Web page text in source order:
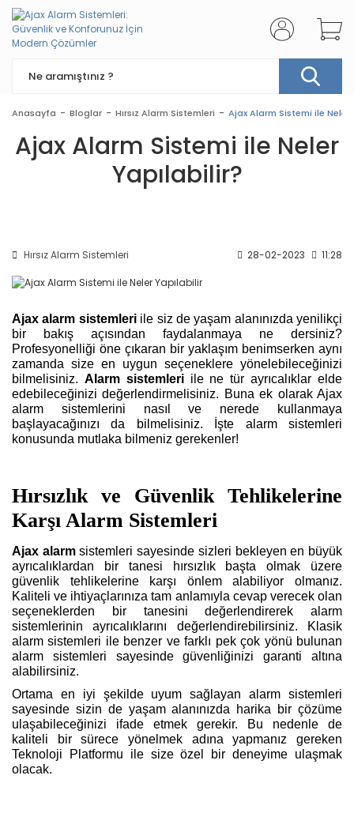
Anasayfa Bloglar Hırsız Alarm Sistemleri Ajax Alarm Sistemi ile Neler
Ajax Alarm Sistemi ile Neler
Yapılabilir?
Hırsız Alarm Sistemleri 28-02-2023 11:28
Ajax alarm sistemleriile siz de yaşam alanınızda yenilikçi
bir bakış açısından faydalanmaya ne dersiniz?
Profesyonelliği öne çıkaran bir yaklaşım benimserken aynı
zamanda size en uygun seçeneklere yönelebileceğinizi
bilmelisiniz. Alarm sistemleriile ne tür ayrıcalıklar elde
edebileceğinizi değerlendirmelisiniz. Buna ek olarak Ajax
alarm sistemlerini nasıl ve nerede kullanmaya
başlayacağınızı da bilmelisiniz. İşte alarm sistemleri
konusunda mutlaka bilmeniz gerekenler!
Hırsızlık ve Güvenlik Tehlikelerine
Karşı Alarm Sistemleri
Ajax alarmsistemleri sayesinde sizleri bekleyen en büyük
ayrıcalıklardan bir tanesi hırsızlık başta olmak üzere
güvenlik tehlikelerine karşı önlem alabiliyor olmanız.
Kaliteli ve ihtiyaçlarınıza tam anlamıyla cevap verecek olan
seçeneklerden bir tanesini değerlendirerek alarm
sistemlerinin ayrıcalıklarını değerlendirebilirsiniz. Klasik
alarm sistemleri ile benzer ve farklı pek çok yönü bulunan
alarm sistemleri sayesinde güvenliğinizi garanti altına
alabilirsiniz.
Ortama en iyi şekilde uyum sağlayan alarm sistemleri
sayesinde sizin de yaşam alanınızda harika bir çözüme
ulaşabileceğinizi ifade etmek gerekir. Bu nedenle de
kaliteli bir sürece yönelmek adına yapmanız gereken
Teknoloji Platformu ile size özel bir deneyime ulaşmak
olacak.